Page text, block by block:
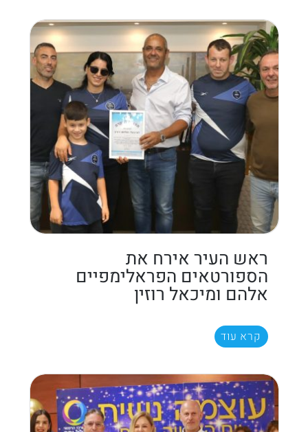
ראש העיר אירח את
הספורטאים הפראלימפיים
אלהם ומיכאל רוזין
קרא עוד